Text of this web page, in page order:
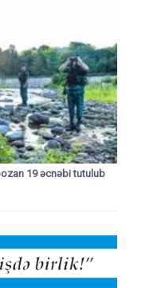
19 əcnəbi tutulub